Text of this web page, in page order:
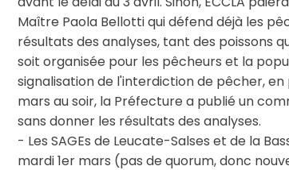
Maître Paola Bellotti qui défend déjà les
résultats des analyses, tant des poissons
soit organisée pour les pêcheurs et la
signalisation de l'interdiction de pêcher, en
mars au soir, la Préfecture a publié un
sans donner les résultats des analyses.
- Les SAGEs de Leucate-Salses et de la
mardi 1er mars (pas de quorum, donc